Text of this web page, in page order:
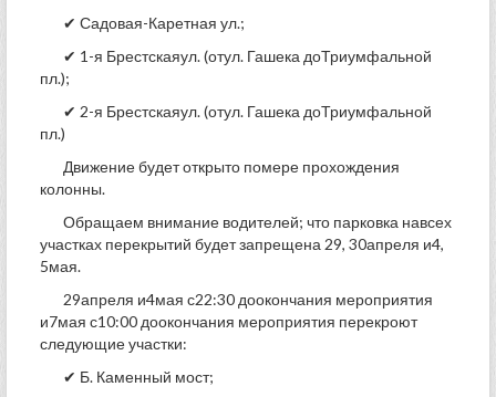
✔ Садовая-Каретная ул.;
✔ 1-я Брестскаяул. (отул. Гашека доТриумфальной
пл.);
✔ 2-я Брестскаяул. (отул. Гашека доТриумфальной
пл.)
Движение будет открыто помере прохождения
колонны.
Обращаем внимание водителей; что парковка навсех
участках перекрытий будет запрещена 29, 30апреля и4,
5мая.
29апреля и4мая с22:30 доокончания мероприятия
и7мая с10:00 доокончания мероприятия перекроют
следующие участки:
✔ Б. Каменный мост;